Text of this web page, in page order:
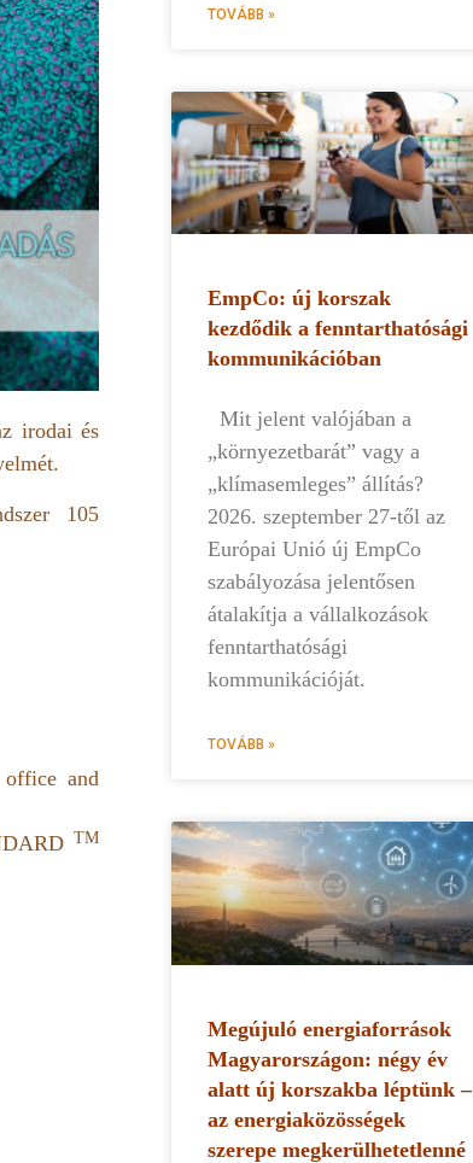
irodai és
105
and
TM
TOVÁBB »
EmpCo: új korszak
kezdődik a fenntarthatósági
kommunikációban
Mit jelent valójában a
„környezetbarát” vagy a
„klímasemleges” állítás?
2026. szeptember 27-től az
Európai Unió új EmpCo
szabályozása jelentősen
átalakítja a vállalkozások
fenntarthatósági
kommunikációját.
TOVÁBB »
Megújuló energiaforrások
Magyarországon: négy év
alatt új korszakba léptünk –
az energiaközösségek
szerepe megkerülhetetlenné